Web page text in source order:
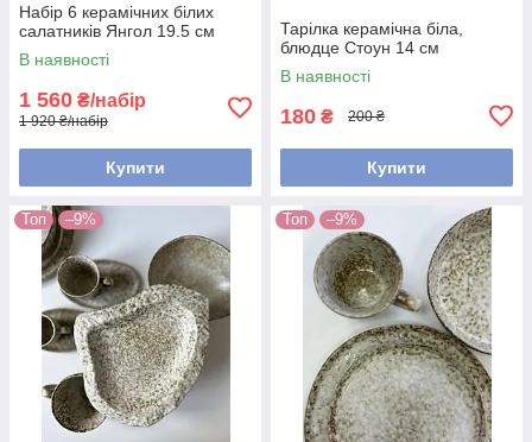
Набір 6 керамічних білих
салатників Янгол 19.5 см
В наявності
1 560 ₴/набір
1 920 ₴/набір
Купити
Тарілка керамічна біла,
блюдце Стоун 14 см
В наявності
180 ₴ 200 ₴
Купити
Топ –9% Топ –9%